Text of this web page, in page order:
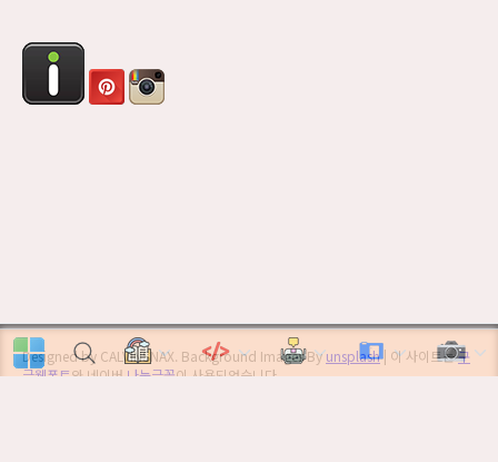
Designed by CALVINSNAX. Background Images Byunsplash| 이 사이트는구
글웹폰트와 네이버나눔글꼴이 사용되었습니다.